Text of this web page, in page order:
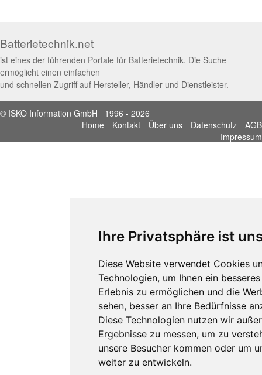
Ihre Privatsphäre ist
Diese Website verwendet Cookies
Technologien, um Ihnen ein
Erlebnis zu ermöglichen und die
sehen, besser an Ihre Bedürfnisse
Diese Technologien nutzen wir
Ergebnisse zu messen, um zu
unsere Besucher kommen oder um
weiter zu entwickeln.
Batterietechnik.net
ist eines der führenden Portale für Batterietechnik. Die Suche
ermöglicht einen einfachen
und schnellen Zugriff auf Hersteller, Händler und Dienstleister.
© ISKO Information GmbH 1996 - 2026
Home
Kontakt Über uns Datenschutz
AGB
Impressum